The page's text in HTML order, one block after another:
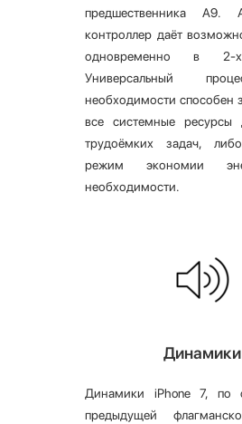
предшественника A9.
контроллер даёт
одновременно в 2-
Универсальный
необходимости способен
все системные ресурсы
трудоёмких задач,
режим экономии
необходимости.
Динамики
Динамики iPhone 7, по
предыдущей